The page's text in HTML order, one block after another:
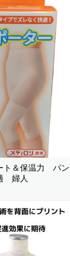
ト＆保温力 パン
婦人